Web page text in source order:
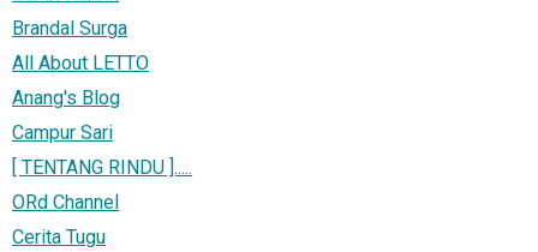
Brandal Surga
All About LETTO
Anang's Blog
Campur Sari
[ TENTANG RINDU ].....
ORd Channel
Cerita Tugu